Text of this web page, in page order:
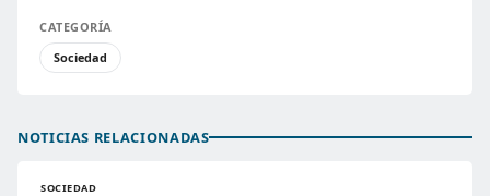
CATEGORÍA
Sociedad
NOTICIAS RELACIONADAS
SOCIEDAD